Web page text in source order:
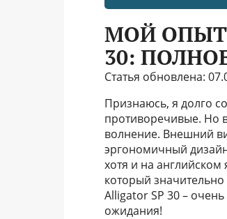
МОЙ ОПЫТ
30:
Статья обновлена:
Признаюсь, я долго
противоречивые. Но
волнение. Внешний
эргономичный
хотя и на
который
Alligator SP 30 –
ожидания!